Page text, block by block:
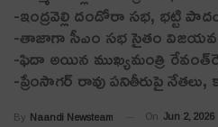
-ఇంద్రవెల్లి దండోరా స‌భ‌, భ‌ట్టి
-తాజాగా సీఎం స‌భ సైతం
-ఫిదా అయిన ముఖ్య‌మంత్రి
-ప్రేంసాగ‌ర్ రావు ప‌నితీరుపై నేత‌లు,
By Naandi Newsteam On Jun 2, 2026